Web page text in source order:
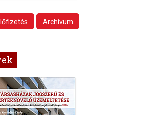
Archívum